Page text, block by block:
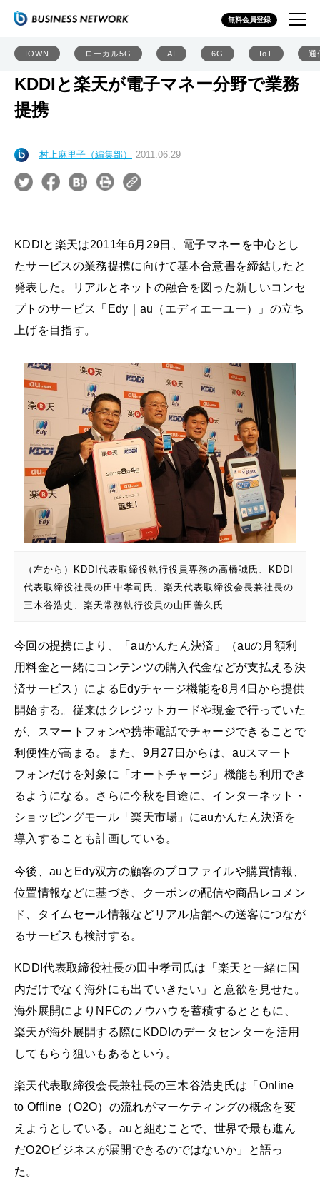
無料会員登録
IOWN ローカル5G AI 6G IoT 通
KDDIと楽天が電子マネー分野で業務
提携
村上麻里子（編集部） 2011.06.29
KDDIと楽天は2011年6月29日、電子マネーを中心とし
たサービスの業務提携に向けて基本合意書を締結したと
発表した。リアルとネットの融合を図った新しいコンセ
プトのサービス「Edy｜au（エディエーユー）」の立ち
上げを目指す。
（左から）KDDI代表取締役執行役員専務の高橋誠氏、KDDI
代表取締役社長の田中孝司氏、楽天代表取締役会長兼社長の
三木谷浩史、楽天常務執行役員の山田善久氏
今回の提携により、「auかんたん決済」（auの月額利
用料金と一緒にコンテンツの購入代金などが支払える決
済サービス）によるEdyチャージ機能を8月4日から提供
開始する。従来はクレジットカードや現金で行っていた
が、スマートフォンや携帯電話でチャージできることで
利便性が高まる。また、9月27日からは、auスマート
フォンだけを対象に「オートチャージ」機能も利用でき
るようになる。さらに今秋を目途に、インターネット・
ショッピングモール「楽天市場」にauかんたん決済を
導入することも計画している。
今後、auとEdy双方の顧客のプロファイルや購買情報、
位置情報などに基づき、クーポンの配信や商品レコメン
ド、タイムセール情報などリアル店舗への送客につなが
るサービスも検討する。
KDDI代表取締役社長の田中孝司氏は「楽天と一緒に国
内だけでなく海外にも出ていきたい」と意欲を見せた。
海外展開によりNFCのノウハウを蓄積するとともに、
楽天が海外展開する際にKDDIのデータセンターを活用
してもらう狙いもあるという。
楽天代表取締役会長兼社長の三木谷浩史氏は「Online
to Offline（O2O）の流れがマーケティングの概念を変
えようとしている。auと組むことで、世界で最も進ん
だO2Oビジネスが展開できるのではないか」と語っ
た。